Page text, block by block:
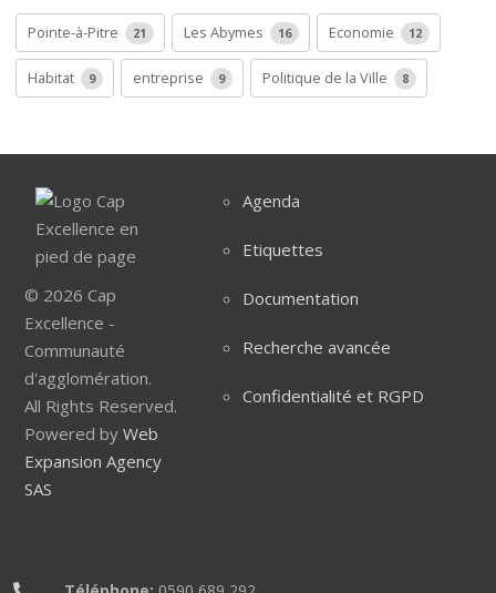
Pointe-à-Pitre 21 Les Abymes 16 Economie 12
Habitat 9 entreprise 9 Politique de la Ville 8
© 2026 Cap
Excellence -
Communauté
d'agglomération.
All Rights Reserved.
Powered by Web
Expansion Agency
SAS
Agenda
Etiquettes
Documentation
Recherche avancée
Confidentialité et RGPD